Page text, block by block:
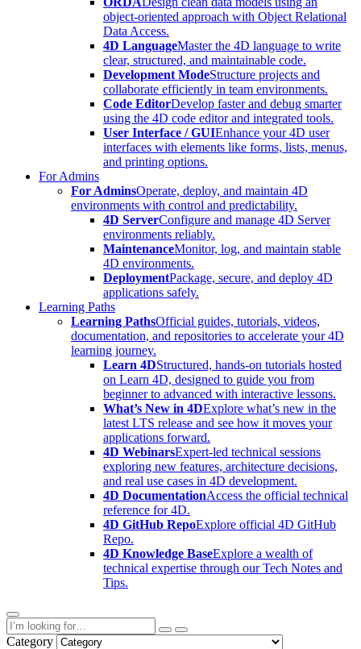
object-oriented approach with Object Relational
Data Access.
4D LanguageMaster the 4D language to write
clear, structured, and maintainable code.
Development ModeStructure projects and
collaborate efficiently in team environments.
Code EditorDevelop faster and debug smarter
using the 4D code editor and integrated tools.
User Interface / GUIEnhance your 4D user
interfaces with elements like forms, lists, menus,
and printing options.
For Admins
For AdminsOperate, deploy, and maintain 4D
environments with control and predictability.
4D ServerConfigure and manage 4D Server
environments reliably.
MaintenanceMonitor, log, and maintain stable
4D environments.
DeploymentPackage, secure, and deploy 4D
applications safely.
Learning Paths
Learning PathsOfficial guides, tutorials, videos,
documentation, and repositories to accelerate your 4D
learning journey.
Learn 4DStructured, hands-on tutorials hosted
on Learn 4D, designed to guide you from
beginner to advanced with interactive lessons.
What’s New in 4DExplore what’s new in the
latest LTS release and see how it moves your
applications forward.
4D WebinarsExpert-led technical sessions
exploring new features, architecture decisions,
and real use cases in 4D development.
4D DocumentationAccess the official technical
reference for 4D.
4D GitHub RepoExplore official 4D GitHub
Repo.
4D Knowledge BaseExplore a wealth of
technical expertise through our Tech Notes and
Tips.
Category